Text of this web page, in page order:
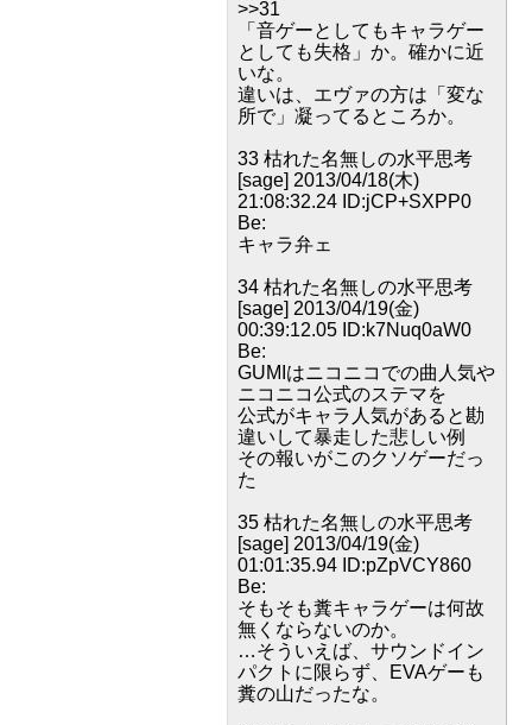
>>31
「音ゲーとしてもキャラゲー
としても失格」か。確かに近
いな。
違いは、エヴァの方は「変な
所で」凝ってるところか。
33 枯れた名無しの水平思考
[sage] 2013/04/18(木)
21:08:32.24 ID:jCP+SXPP0
Be:
キャラ弁ェ
34 枯れた名無しの水平思考
[sage] 2013/04/19(金)
00:39:12.05 ID:k7Nuq0aW0
Be:
GUMIはニコニコでの曲人気や
ニコニコ公式のステマを
公式がキャラ人気があると勘
違いして暴走した悲しい例
その報いがこのクソゲーだっ
た
35 枯れた名無しの水平思考
[sage] 2013/04/19(金)
01:01:35.94 ID:pZpVCY860
Be:
そもそも糞キャラゲーは何故
無くならないのか。
…そういえば、サウンドイン
パクトに限らず、EVAゲーも
糞の山だったな。